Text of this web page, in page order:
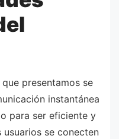
presentamos se
instantánea
para ser eficiente y
se conecten